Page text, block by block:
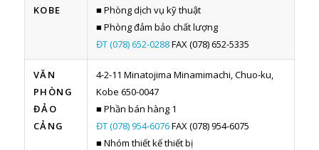
KOBE
■ Phòng dịch vụ kỹ thuật
■ Phòng đảm bảo chất lượng
ĐT (078) 652-0288FAX (078) 652-5335
VĂN
PHÒNG
ĐẢO
CẢNG
4-2-11 Minatojima Minamimachi, Chuo-ku,
Kobe 650-0047
■ Phần bán hàng 1
ĐT (078) 954-6076FAX (078) 954-6075
■ Nhóm thiết kế thiết bị